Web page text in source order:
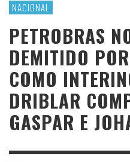
NACIONAL
PETROBRAS
DEMITIDO
COMO
DRIBLAR
GASPAR E